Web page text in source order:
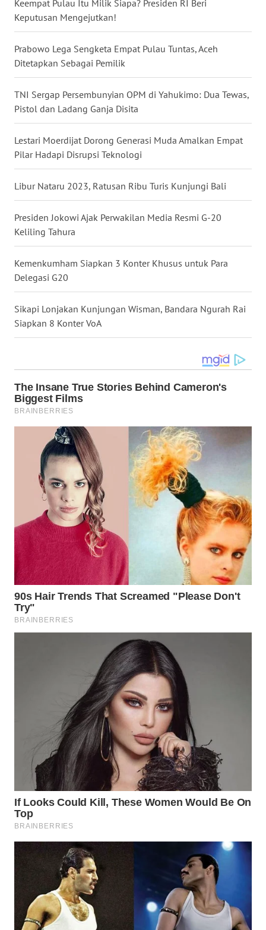
Keempat Pulau Itu Milik Siapa? Presiden RI Beri
Keputusan Mengejutkan!
Prabowo Lega Sengketa Empat Pulau Tuntas, Aceh
Ditetapkan Sebagai Pemilik
TNI Sergap Persembunyian OPM di Yahukimo: Dua Tewas,
Pistol dan Ladang Ganja Disita
Lestari Moerdijat Dorong Generasi Muda Amalkan Empat
Pilar Hadapi Disrupsi Teknologi
Libur Nataru 2023, Ratusan Ribu Turis Kunjungi Bali
Presiden Jokowi Ajak Perwakilan Media Resmi G-20
Keliling Tahura
Kemenkumham Siapkan 3 Konter Khusus untuk Para
Delegasi G20
Sikapi Lonjakan Kunjungan Wisman, Bandara Ngurah Rai
Siapkan 8 Konter VoA
WN
WN
KALTIM
WN
SULSEL
WN
GORONTALO
WN
SULUT
WN
DAIRI
TOBA
WN
WN
LANGKAT
WN
TAPANULI
SELATAN
WN
TANJUNG
SIMALUNGUN
WN
LABUHANBATU
TAPANULI
SERDANG
WN
TEBING